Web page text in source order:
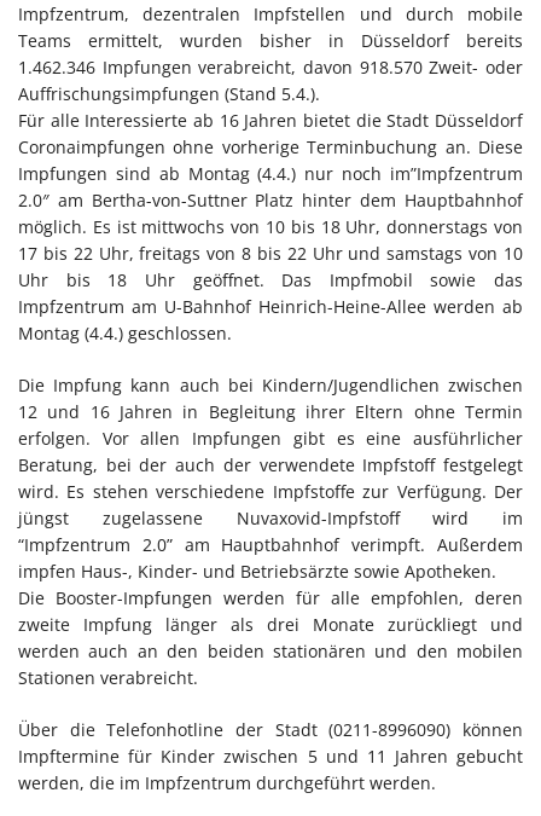
Impfzentrum, dezentralen Impfstellen und durch mobile
Teams ermittelt, wurden bisher in Düsseldorf bereits
1.462.346 Impfungen verabreicht, davon 918.570 Zweit- oder
Auffrischungsimpfungen (Stand 5.4.).
Für alle Interessierte ab 16 Jahren bietet die Stadt Düsseldorf
Coronaimpfungen ohne vorherige Terminbuchung an. Diese
Impfungen sind ab Montag (4.4.) nur noch im”Impfzentrum
2.0″ am Bertha-von-Suttner Platz hinter dem Hauptbahnhof
möglich. Es ist mittwochs von 10 bis 18 Uhr, donnerstags von
17 bis 22 Uhr, freitags von 8 bis 22 Uhr und samstags von 10
Uhr bis 18 Uhr geöffnet. Das Impfmobil sowie das
Impfzentrum am U-Bahnhof Heinrich-Heine-Allee werden ab
Montag (4.4.) geschlossen.
Die Impfung kann auch bei Kindern/Jugendlichen zwischen
12 und 16 Jahren in Begleitung ihrer Eltern ohne Termin
erfolgen. Vor allen Impfungen gibt es eine ausführlicher
Beratung, bei der auch der verwendete Impfstoff festgelegt
wird. Es stehen verschiedene Impfstoffe zur Verfügung. Der
jüngst zugelassene Nuvaxovid-Impfstoff wird im
“Impfzentrum 2.0” am Hauptbahnhof verimpft. Außerdem
impfen Haus-, Kinder- und Betriebsärzte sowie Apotheken.
Die Booster-Impfungen werden für alle empfohlen, deren
zweite Impfung länger als drei Monate zurückliegt und
werden auch an den beiden stationären und den mobilen
Stationen verabreicht.
Über die Telefonhotline der Stadt (0211-8996090) können
Impftermine für Kinder zwischen 5 und 11 Jahren gebucht
werden, die im Impfzentrum durchgeführt werden.